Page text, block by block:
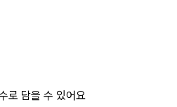
로 담을 수 있어요